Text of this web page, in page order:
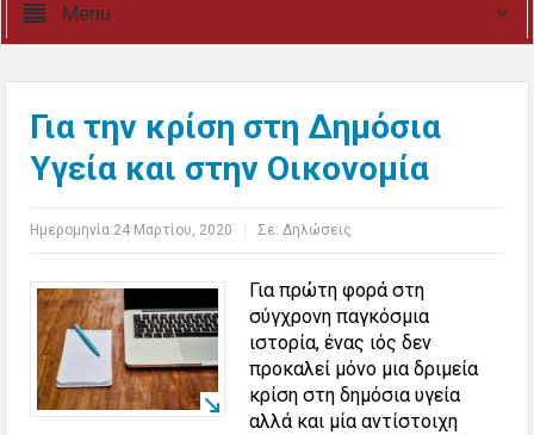
Menu
Για την κρίση στη Δημόσια
Υγεία και στην Οικονομία
Ημερομηνία:24 Μαρτίου, 2020 Σε:Δηλώσεις
Για πρώτη φορά στη
σύγχρονη παγκόσμια
ιστορία, ένας ιός δεν
προκαλεί μόνο μια δριμεία
κρίση στη δημόσια υγεία
αλλά και μία αντίστοιχη